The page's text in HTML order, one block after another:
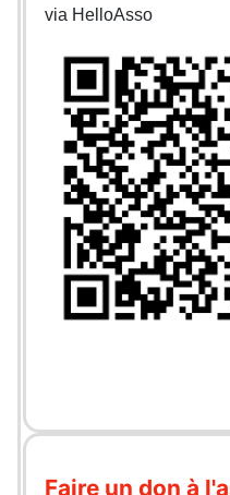
via HelloAsso
Faire un don à